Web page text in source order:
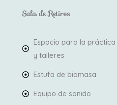
Sala de Retiros
Espacio para la
y talleres
Estufa de biomasa
Equipo de sonido